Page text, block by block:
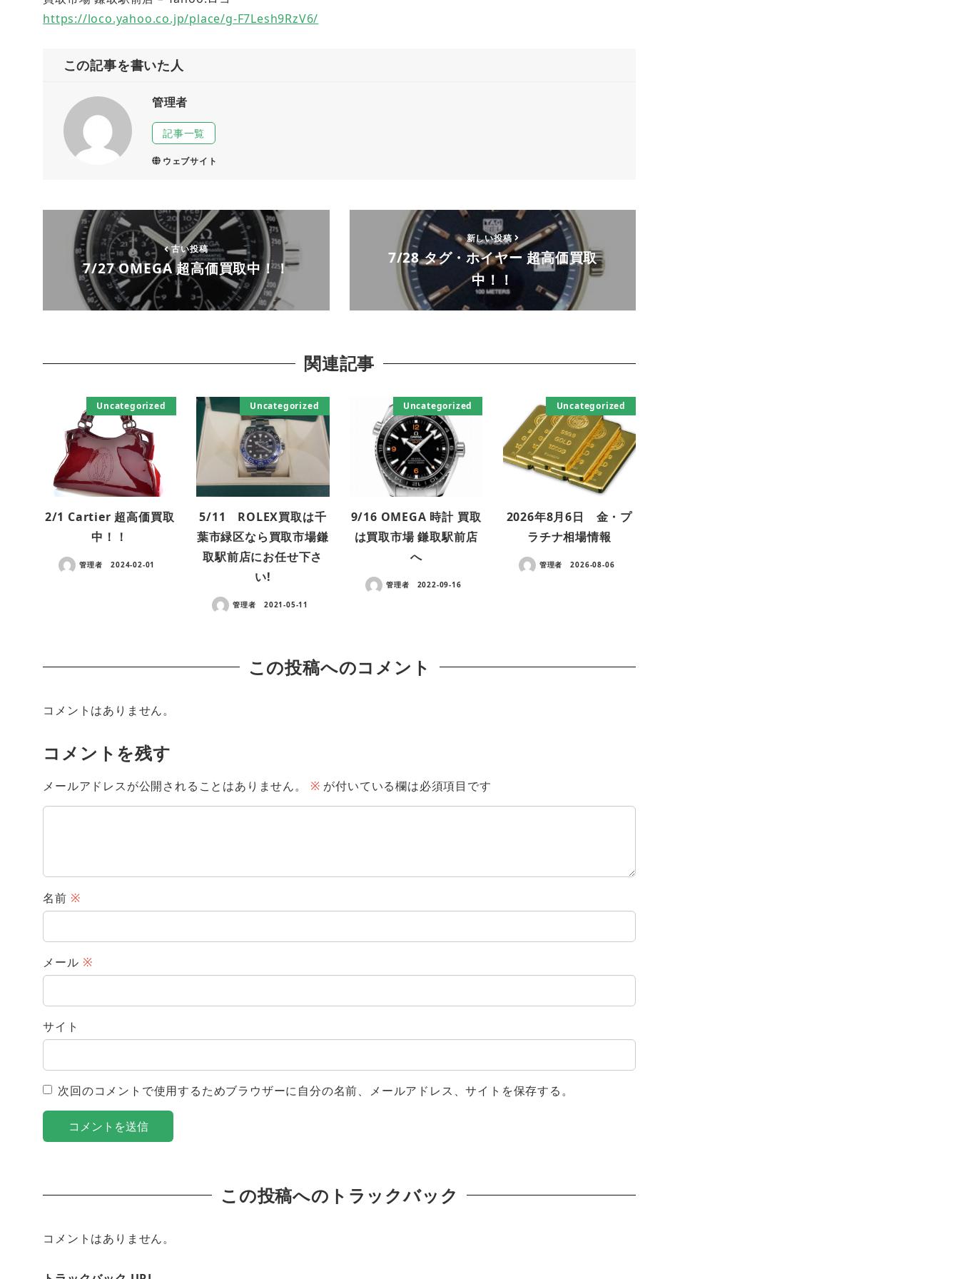
https://loco.yahoo.co.jp/place/g-F7Lesh9RzV6/
この記事を書いた人
管理者
記事一覧
ウェブサイト
古い投稿
7/27 OMEGA 超高価買取中！！
新しい投稿
7/28 タグ・ホイヤー 超高価買取
中！！
関連記事
Uncategorized
2/1 Cartier 超高価買取
中！！
管理者 2024-02-01
Uncategorized
5/11 ROLEX買取は千
葉市緑区なら買取市場鎌
取駅前店にお任せ下さ
い!
管理者 2021-05-11
Uncategorized
9/16 OMEGA 時計 買取
は買取市場 鎌取駅前店
へ
管理者 2022-09-16
Uncategorized
2026年8月6日 金・プ
ラチナ相場情報
管理者 2026-08-06
この投稿へのコメント
コメントはありません。
コメントを残す
メールアドレスが公開されることはありません。 ※ が付いている欄は必須項目です
名前 ※
メール ※
サイト
次回のコメントで使用するためブラウザーに自分の名前、メールアドレス、サイトを保存する。
この投稿へのトラックバック
コメントはありません。